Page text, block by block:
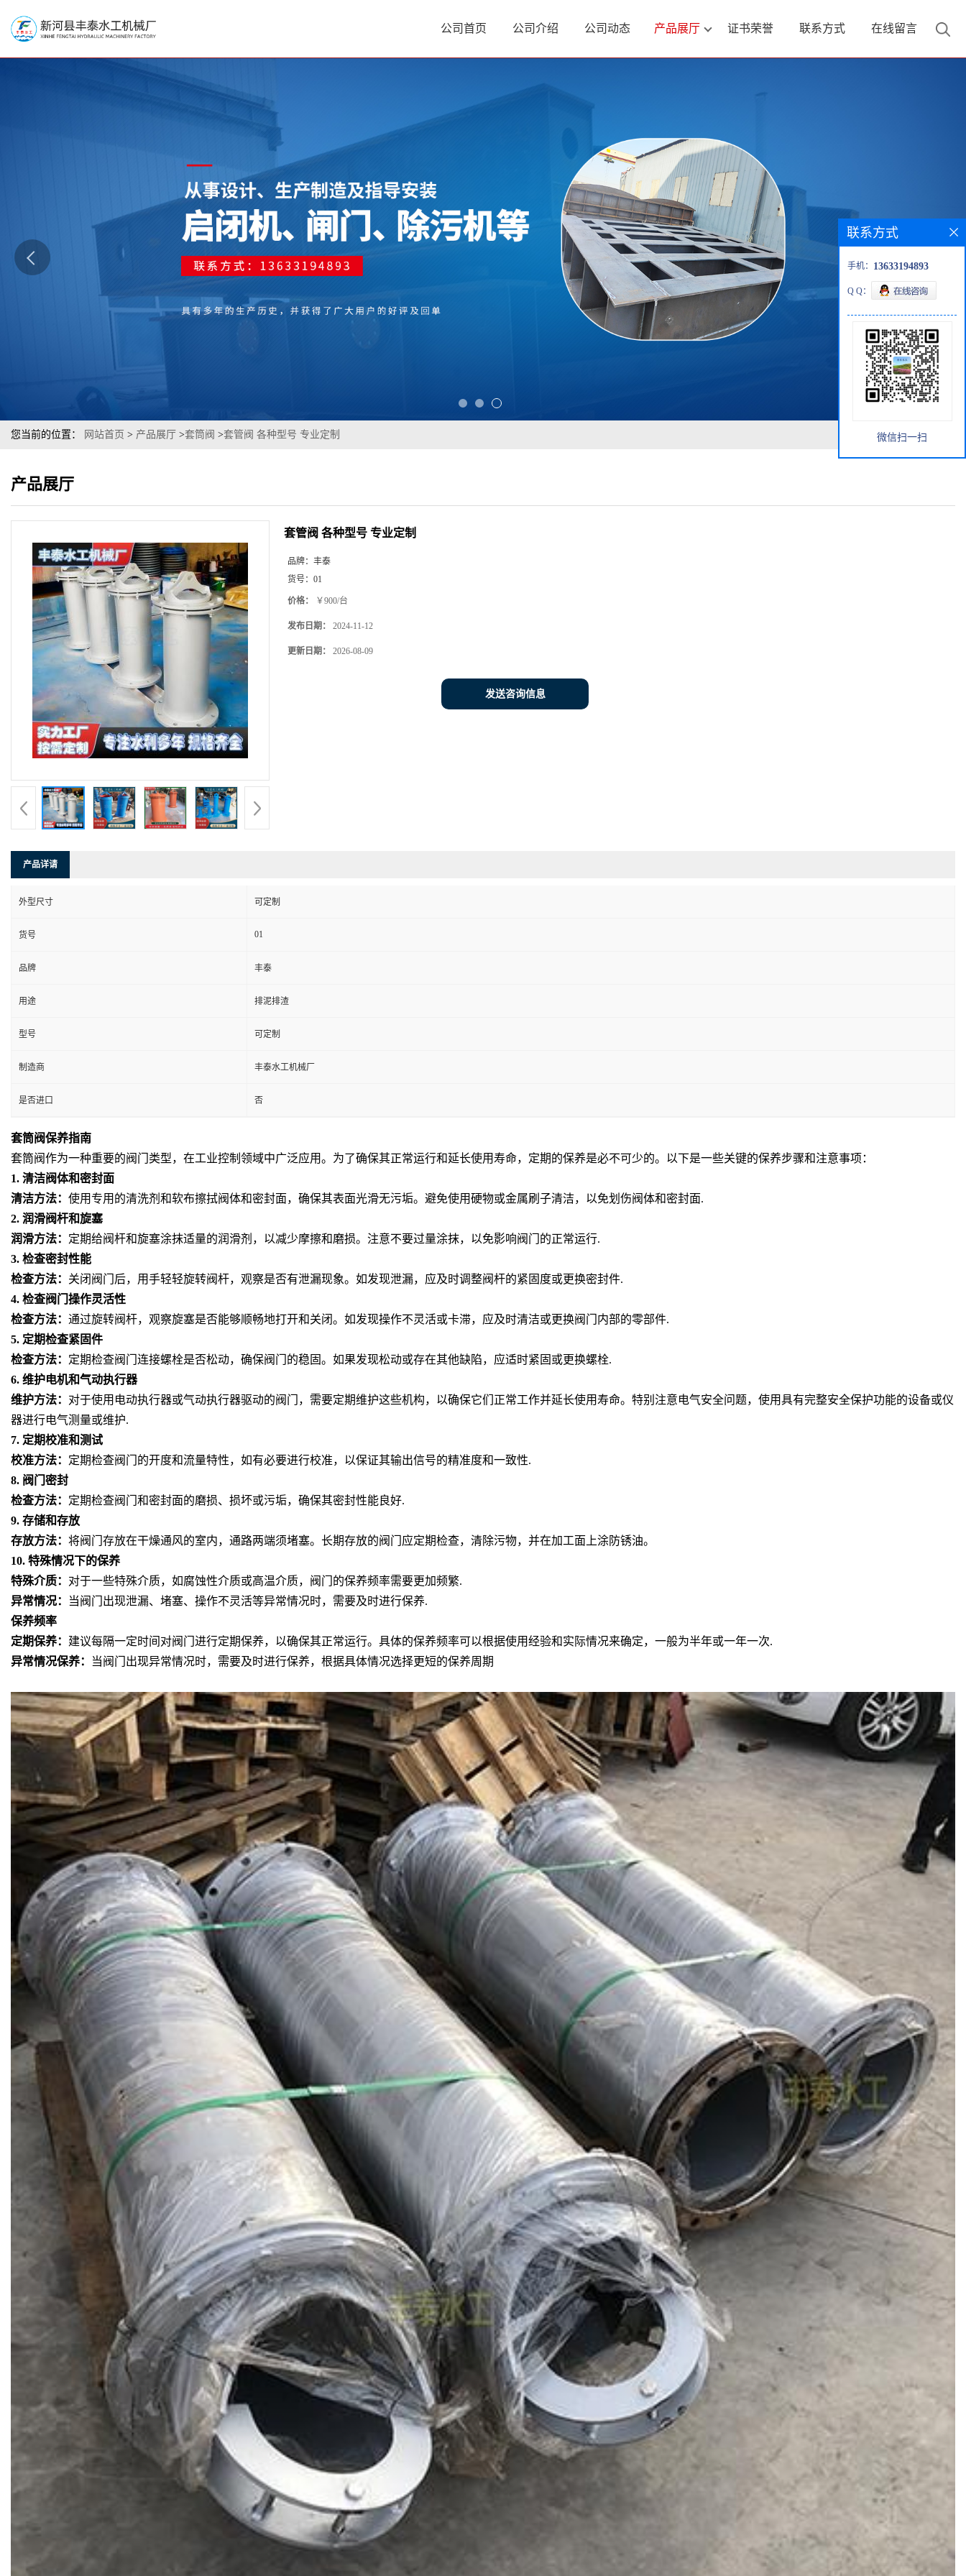
公司首页 公司介绍 公司动态 产品展厅 证书荣誉 联系方式 在线留言
您当前的位置： 网站首页 > 产品展厅 >套筒阀 >套管阀 各种型号 专业定制
产品展厅
套管阀 各种型号 专业定制
品牌： 丰泰
货号： 01
价格： ￥900/台
发布日期： 2024-11-12
更新日期： 2026-08-09
发送咨询信息
产品详请
外型尺寸 可定制
货号 01
品牌 丰泰
用途 排泥排渣
型号 可定制
制造商 丰泰水工机械厂
是否进口 否
套筒阀保养指南
套筒阀作为一种重要的阀门类型，在工业控制领域中广泛应用。为了确保其正常运行和延长使用寿命，定期的保养是必不可少的。以下是一些关键的保养步骤和注意事项：
1. 清洁阀体和密封面
清洁方法： 使用专用的清洗剂和软布擦拭阀体和密封面，确保其表面光滑无污垢。避免使用硬物或金属刷子清洁，以免划伤阀体和密封面.
2. 润滑阀杆和旋塞
润滑方法： 定期给阀杆和旋塞涂抹适量的润滑剂 ，以减少摩擦和磨损。注意不要过量涂抹，以免影响阀门的正常运行.
3. 检查密封性能
检查方法： 关闭阀门后，用手轻轻旋转阀杆，观察是否有泄漏现象。如发现泄漏，应及时调整阀杆的紧固度或更换密封件.
4. 检查阀门操作灵活性
检查方法： 通过旋转阀杆，观察旋塞是否能够顺畅地打开和关闭。如发现操作不灵活或卡滞，应及时清洁或更换阀门内部的零部件.
5. 定期检查紧固件
检查方法： 定期检查阀门连接螺栓是否松动，确保阀门的稳固。如果发现松动或存在其他缺陷，应适时紧固或更换螺栓.
6. 维护电机和气动执行器
维护方法： 对于使用电动执行器或气动执行器驱动的阀门，需要定期维护这些机构，以确保它们正常工作并延长使用寿命。特别注意电气安全问题，使用具有完整安全保护功能的设备或仪
器进行电气测量或维护.
7. 定期校准和测试
校准方法： 定期检查阀门的开度和流量特性，如有必要进行校准，以保证其输出信号的精准度和一致性.
8. 阀门密封
检查方法： 定期检查阀门和密封面的磨损、损坏或污垢，确保其密封性能良好.
9. 存储和存放
存放方法： 将阀门存放在干燥通风的室内，通路两端须堵塞。长期存放的阀门应定期检查，清除污物，并在加工面上涂防锈油。
10. 特殊情况下的保养
特殊介质： 对于一些特殊介质，如腐蚀性介质或高温介质，阀门的保养频率需要更加频繁.
异常情况：
当阀门出现泄漏、堵塞、操作不灵活等异常情况时，需要及时进行保养.
保养频率
定期保养： 建议每隔一定时间对阀门进行定期保养，以确保其正常运行。具体的保养频率可以根据使用经验和实际情况来确定，一般为半年或一年一次.
异常情况保养：
当阀门出现异常情况时，需要及时进行保养，根据具体情况选择更短的保养周期
联系方式
手机： 13633194893
Q Q：
微信扫一扫